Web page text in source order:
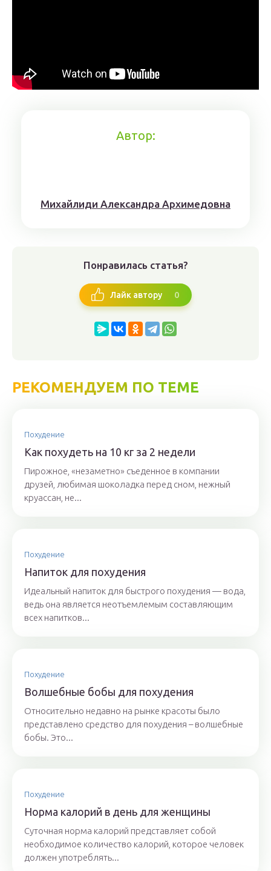
Автор:
Михaйлиди Aлександрa Aрхимедовна
Понравилась статья?
Лайк автору 0
РЕКОМЕНДУЕМ ПО ТЕМЕ
Похудение
Как похудеть на 10 кг за 2 недели
Пирожное, «незаметно» съеденное в компании
друзей, любимая шоколадка перед сном, нежный
круассан, не...
Похудение
Напиток для похудения
Идеальный напиток для быстрого похудения — вода,
ведь она является неотъемлемым составляющим
всех напитков...
Похудение
Волшебные бобы для похудения
Относительно недавно на рынке красоты было
представлено средство для похудения – волшебные
бобы. Это...
Похудение
Норма калорий в день для женщины
Суточная норма калорий представляет собой
необходимое количество калорий, которое человек
должен употреблять...